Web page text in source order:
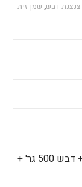
צנצנת דבש, שמן זית
המארז מכיל: בקבוק שמן זית תירוש 250 מ"ל + דבש 500 גר' +